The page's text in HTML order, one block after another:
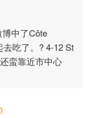
中了Côte
吃了。? 4-12 St
蛮靠近市中心